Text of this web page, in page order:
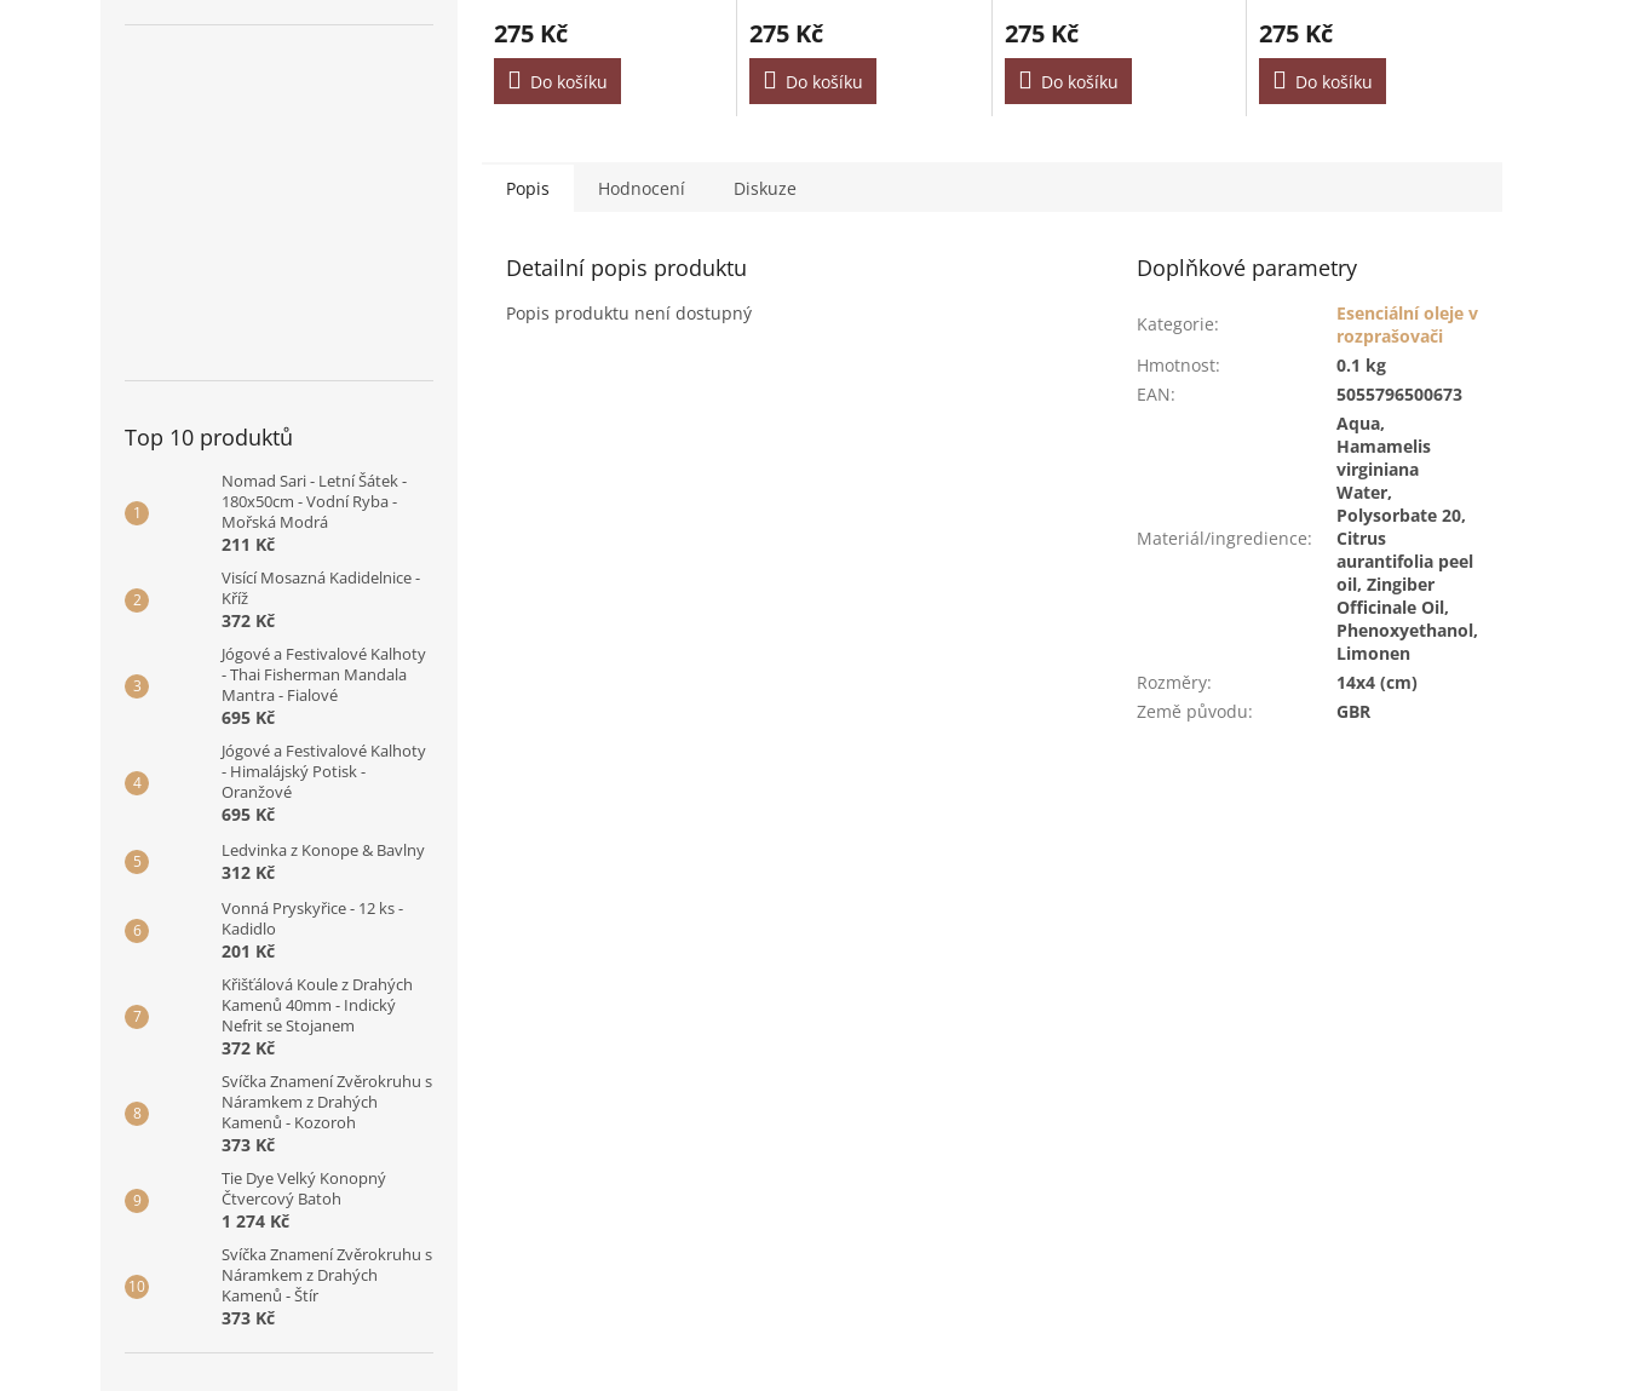
Top 10 produktů
Nomad Sari - Letní Šátek -
180x50cm - Vodní Ryba -
Mořská Modrá
211 Kč
Visící Mosazná Kadidelnice -
Kříž
372 Kč
Jógové a Festivalové Kalhoty
- Thai Fisherman Mandala
Mantra - Fialové
695 Kč
Jógové a Festivalové Kalhoty
- Himalájský Potisk -
Oranžové
695 Kč
Ledvinka z Konope & Bavlny
312 Kč
Vonná Pryskyřice - 12 ks -
Kadidlo
201 Kč
Křišťálová Koule z Drahých
Kamenů 40mm - Indický
Nefrit se Stojanem
372 Kč
Svíčka Znamení Zvěrokruhu s
Náramkem z Drahých
Kamenů - Kozoroh
373 Kč
Tie Dye Velký Konopný
Čtvercový Batoh
1 274 Kč
Svíčka Znamení Zvěrokruhu s
Náramkem z Drahých
Kamenů - Štír
373 Kč
275 Kč
Do košíku
275 Kč
Do košíku
275 Kč
Do košíku
275 Kč
Do košíku
Popis Hodnocení Diskuze
Detailní popis produktu
Popis produktu není dostupný
Doplňkové parametry
Kategorie:
Esenciální oleje v
rozprašovači
Hmotnost:
0.1 kg
EAN: 5055796500673
Materiál/ingredience:
Aqua,
Hamamelis
virginiana
Water,
Polysorbate 20,
Citrus
aurantifolia peel
oil, Zingiber
Officinale Oil,
Phenoxyethanol,
Limonen
Rozměry:
14x4 (cm)
Země původu: GBR